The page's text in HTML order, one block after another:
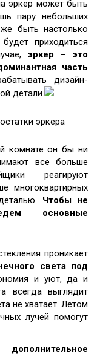
эркер может быть
пару небольших
быть настолько
приходиться
эркер – это
часть
дизайн-
детали.
эркера
комнате он бы ни
все больше
реагируют
многоквартирных
Чтобы не
основные
проникает
света под
и уют, да и
всегда выглядит
не хватает. Летом
лучей помогут
дополнительное